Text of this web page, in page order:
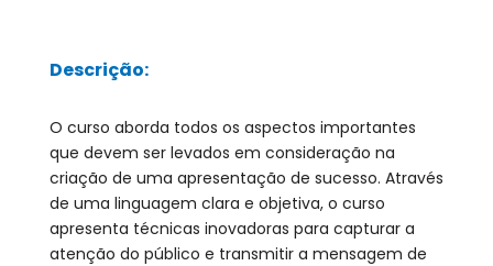
Descrição:
O curso aborda todos os aspectos importantes
que devem ser levados em consideração na
criação de uma apresentação de sucesso. Através
de uma linguagem clara e objetiva, o curso
apresenta técnicas inovadoras para capturar a
atenção do público e transmitir a mensagem de